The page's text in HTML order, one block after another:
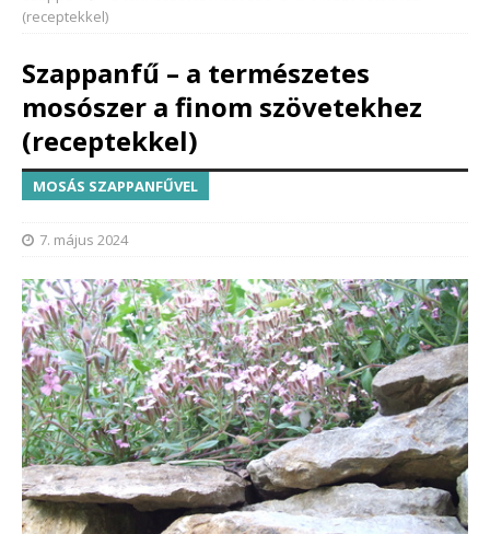
(receptekkel)
Szappanfű – a természetes
mosószer a finom szövetekhez
(receptekkel)
MOSÁS SZAPPANFŰVEL
7. május 2024